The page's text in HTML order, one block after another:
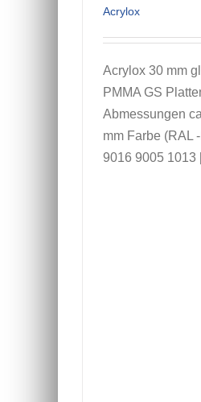
Acrylox
Acrylox 30 mm
PMMA GS
Abmessungen
mm Farbe (RAL
9016 9005 1013